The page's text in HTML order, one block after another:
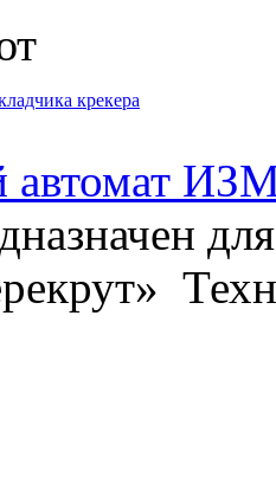
крекера
автомат